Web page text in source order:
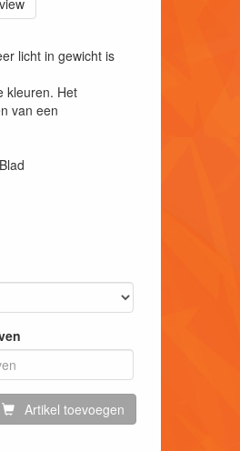
licht in gewicht is
kleuren. Het
van een
Artikel toevoegen